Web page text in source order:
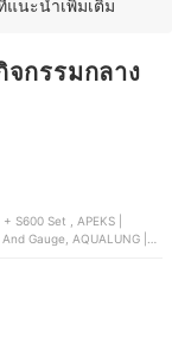
นะนำเพิ่มเติม
กรรมกลาง
Gauge, AQUALUNG |